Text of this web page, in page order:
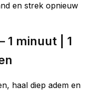
en strek opnieuw
1 minuut | 1
haal diep adem en